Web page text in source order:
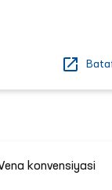
konvensiyasi